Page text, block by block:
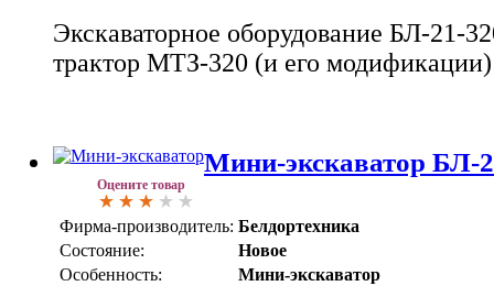
Экскаваторное оборудование БЛ-21-
трактор МТЗ-320 (и его модификации)
Оцените товар
Мини-экскаватор БЛ-
Фирма-производитель: Белдортехника
Состояние:
Новое
Особенность:
Мини-экскаватор